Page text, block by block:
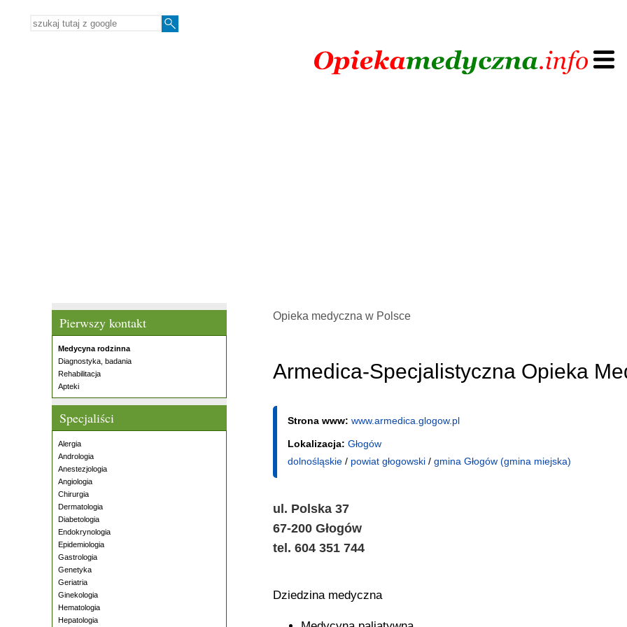
Pierwszy kontakt
Medycyna rodzinna
Diagnostyka, badania
Rehabilitacja
Apteki
Specjaliści
Alergia
Andrologia
Anestezjologia
Angiologia
Chirurgia
Dermatologia
Diabetologia
Endokrynologia
Epidemiologia
Gastrologia
Genetyka
Geriatria
Ginekologia
Hematologia
Hepatologia
Opieka medyczna w Polsce
Armedica-Specjalistyczna Opieka
Strona www: www.armedica.glogow.pl
Lokalizacja: Głogów
dolnośląskie / powiat głogowski / gmina Głogów (gmina miejska)
ul. Polska 37
67-200 Głogów
tel. 604 351 744
Dziedzina medyczna